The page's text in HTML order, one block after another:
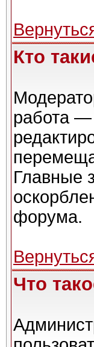
Кто
работа —
Главные
форума.
Что